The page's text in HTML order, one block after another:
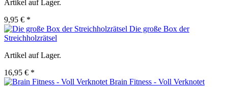
Artikel auf Lager.
9,95 € *
Die große Box der
Streichholzrätsel
Artikel auf Lager.
16,95 € *
Brain Fitness - Voll Verknotet